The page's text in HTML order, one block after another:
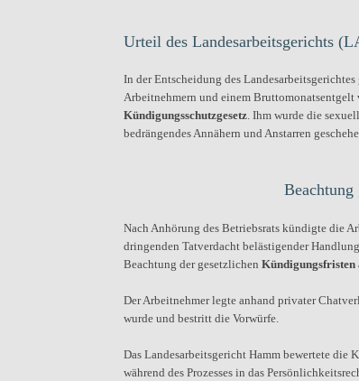
Urteil des Landesarbeitsgerichts
In der Entscheidung des
Arbeitnehmern und einem Bruttomonatsentgelt
Kündigungsschutzgesetz. Ihm wurde die
bedrängendes Annähern und Anstarren
Nach Anhörung des Betriebsrats kündigte die
dringenden Tatverdacht belästigender
Beachtung der gesetzlichen Kündigungsfristen
Der Arbeitnehmer legte anhand privater
wurde und bestritt die Vorwürfe.
Das Landesarbeitsgericht Hamm bewertete die
während des Prozesses in das